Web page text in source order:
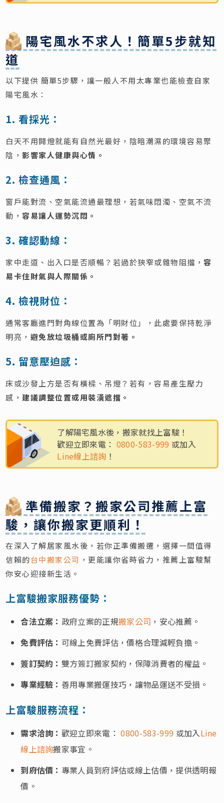
陽宅風水不求人！簡單5步就知
道
以下提供 簡單5步驟，讓一般人不用太專業也能檢查自家
陽宅風水：
1. 看採光：
白天不用開燈就能有自然光最好，陰暗潮濕的環境容易聚
陰，影響家人健康與心情。
2. 檢查通風：
窗戶能對流、空氣能流通最理想，若氣味悶濁、空氣不流
動，容易讓人運勢沉悶。
3. 確認動線：
家中走道、出入口是否順暢？若過於狹窄或雜物阻擋，容
易卡住財氣與人際關係。
4. 檢視財位：
通常客廳進門對角線位置為「明財位」，此處要保持乾淨
明亮， 避免放垃圾桶或廁所門對著。
5. 留意壓迫感：
床或沙發上方是否有橫樑、吊燈？若有，容易產生壓力
感，建議調整位置或用裝潢遮擋。
了解陽宅風水後，搬家就找上富駿！
歡迎立即來電： 0800-583-999 或加入
Line線上諮詢 ！
準備搬家？搬家公司推薦上富
駿，讓你搬家更順利！
在深入了解居家風水後，若你正準備搬遷，選擇一間值得
信賴的台中搬家公司 ，更能讓你省時省力，推薦上富駿幫
你安心迎接新生活。
上富駿搬家服務優勢：
合法立案： 政府立案的正規搬家公司 ，安心推薦。
免費評估： 可線上免費評估，價格合理減輕負擔。
簽訂契約： 雙方簽訂搬家契約，保障消費者的權益。
專業經驗： 善用專業搬運技巧，讓物品運送不受損。
上富駿服務流程：
需求洽詢： 歡迎立即來電： 0800-583-999 或加入Line
線上諮詢搬家事宜。
到府估價： 專業人員到府評估或線上估價，提供透明報
價。